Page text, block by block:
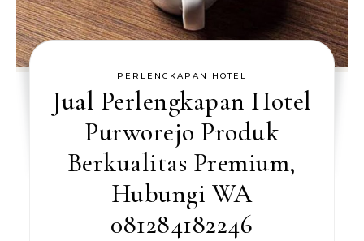
PERLENGKAPAN HOTEL
Jual Perlengkapan Hotel
Purworejo Produk
Berkualitas Premium,
Hubungi WA
081284182246